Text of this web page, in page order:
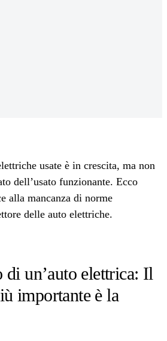
usate è in crescita, ma non
dell’usato funzionante. Ecco
alla mancanza di norme
delle auto elettriche.
di un’auto elettrica: Il
importante è la